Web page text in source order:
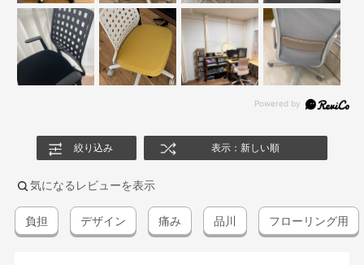
絞り込み 表示：新しい順
気になるレビューを表示
負担 デザイン 痛み 品川 フローリング用